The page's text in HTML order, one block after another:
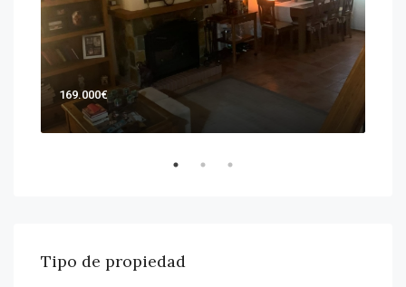
169.000€
Tipo de propiedad